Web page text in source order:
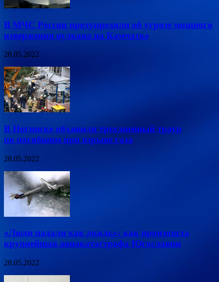
В МЧС России предупредили об угрозе мощного
извержения вулкана на Камчатке
28.05.2022
В Ногинске объявили трехдневный траур
по погибшим при взрыве газа
28.05.2022
«Люди падали как дождь»: как произошла
крупнейшая авиакатастрофа Югославии
28.05.2022